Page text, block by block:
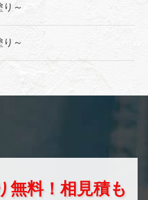
～
～
無料！相見積も